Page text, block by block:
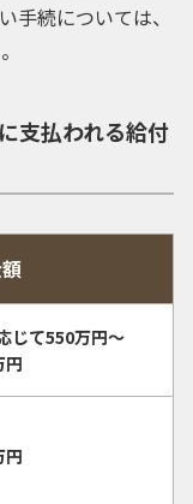
手続については、
支払われる給付
じて550万円〜
円
円